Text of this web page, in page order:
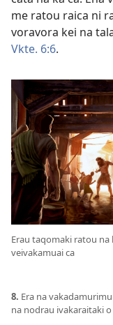
me ratou raica ni
voravora kei na
Vkte. 6:6.
Erau taqomaki ratou
veivakamuai ca
8. Era na
na nodrau ivakaraitaki